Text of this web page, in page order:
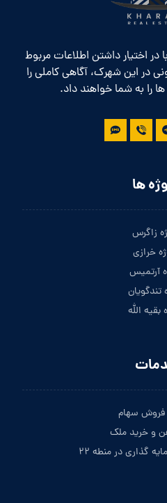
در اختیار داشتن اطلاعات مربوط
در این شهرک، آگاهی کاملی را
را به شما خواهند داد.
ها
زاگرس
خرازی
آرتمیس
تندگویان
بقیه الله
فروش سهام
و خرید ملک
گذاری در منطه ۲۲